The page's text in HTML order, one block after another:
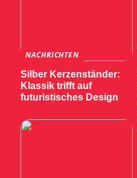
NACHRICHTEN
Silber Kerzenständer:
Klassik trifft auf
futuristisches Design